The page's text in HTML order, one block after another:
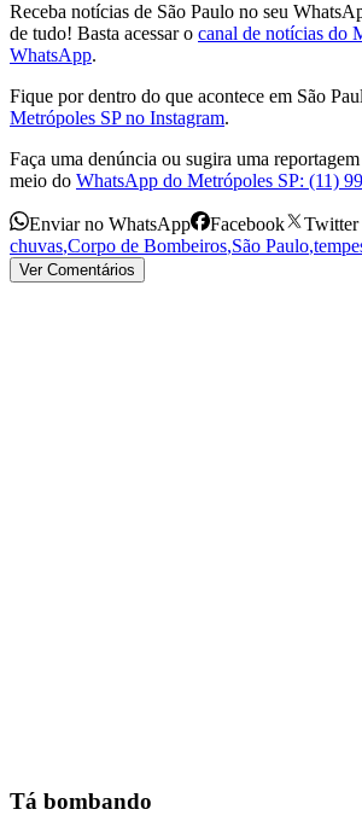
Receba notícias de São Paulo no seu
de tudo! Basta acessar o canal de notícias do
WhatsApp.
Fique por dentro do que acontece em São
Metrópoles SP no Instagram.
Faça uma denúncia ou sugira uma
meio do WhatsApp do Metrópoles SP: (11)
Enviar no WhatsApp Facebook
Twitter
chuvas,Corpo de Bombeiros,São Paulo,
Ver Comentários
Tá bombando